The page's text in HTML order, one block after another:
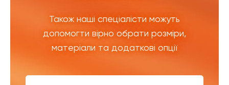
Також наші спеціалісти можуть
допомогти вірно обрати розміри,
матеріали та додаткові опції